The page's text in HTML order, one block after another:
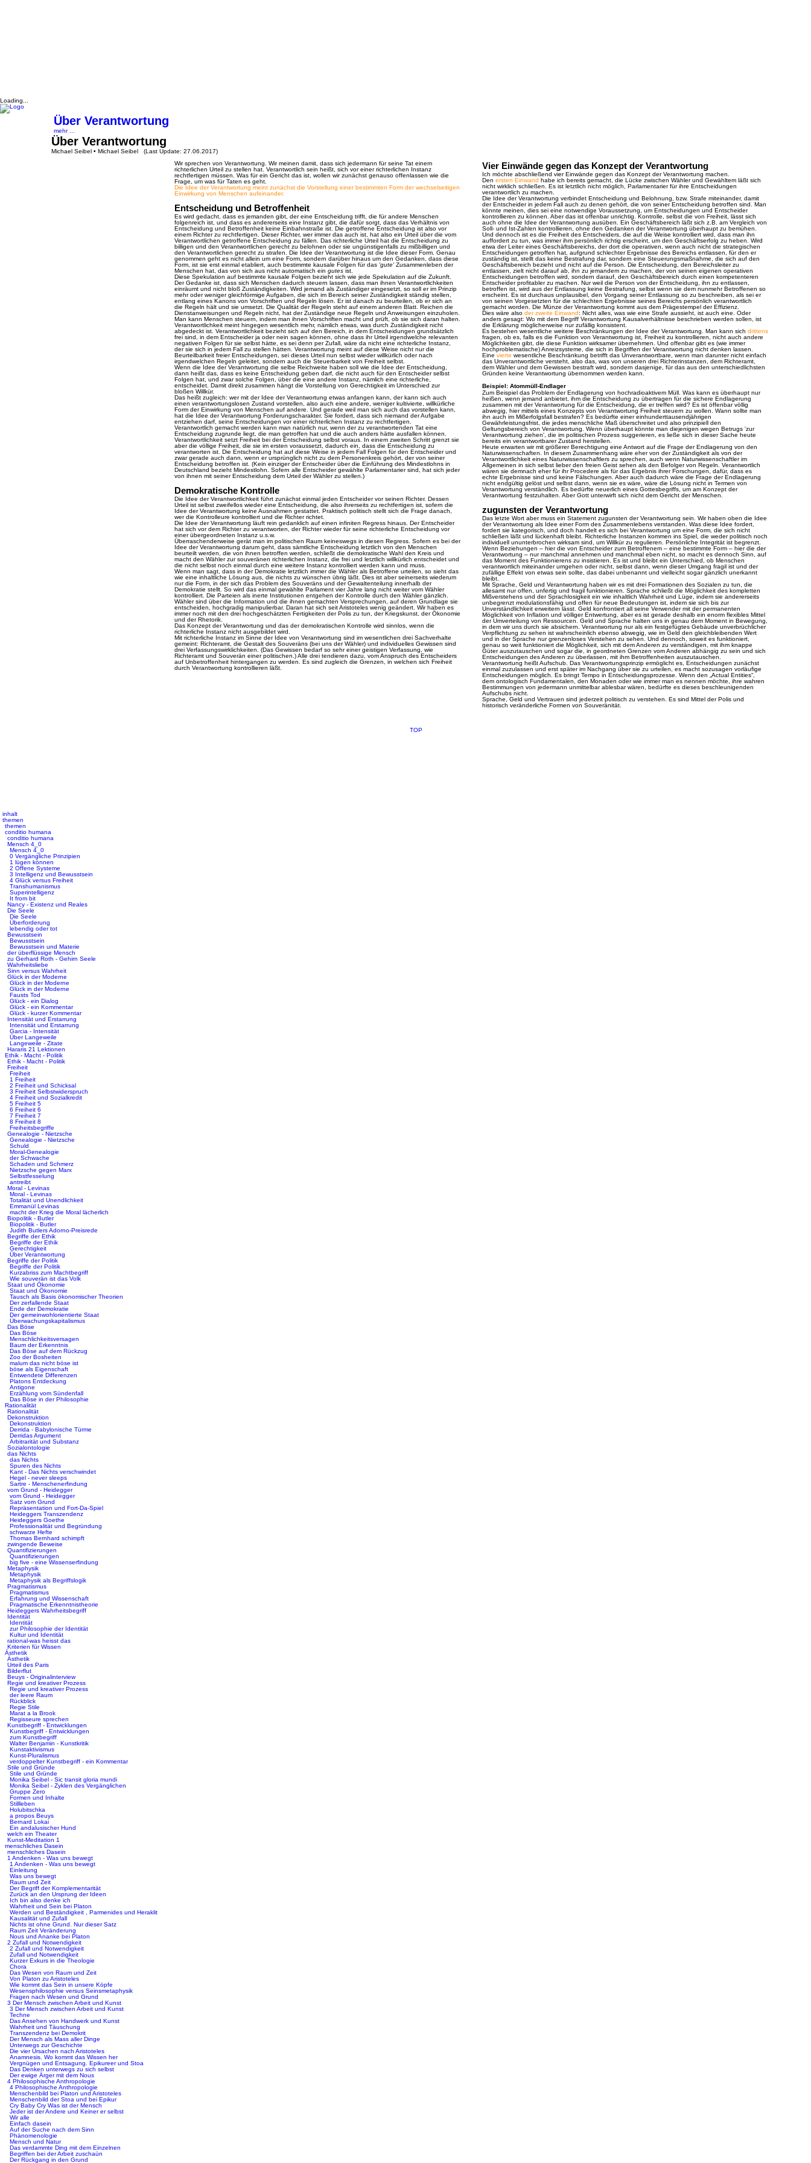
Loading...
Über Verantwortung
mehr ...
Über Verantwortung
Michael Seibel • Michael Seibel (Last Update: 27.06.2017)
Wir sprechen von Verantwortung. Wir meinen damit, dass sich jedermann für seine Tat einem
richterlichen Urteil zu stellen hat. Verantwortlich sein heißt, sich vor einer richterlichen Instanz
rechtfertigen müssen. Was für ein Gericht das ist, wollen wir zunächst genauso offenlassen wie die
Frage, um was für Taten es geht.
Die Idee der Verantwortung meint zunächst die Vorstellung einer bestimmten Form der wechselseitigen
Einwirkung von Menschen aufeinander.
Entscheidung und Betroffenheit
Es wird gedacht, dass es jemanden gibt, der eine Entscheidung trifft, die für andere Menschen
folgenreich ist, und dass es andererseits eine Instanz gibt, die dafür sorgt, dass das Verhältnis von
Entscheidung und Betroffenheit keine Einbahnstraße ist. Die getroffene Entscheidung ist also vor
einem Richter zu rechtfertigen. Dieser Richter, wer immer das auch ist, hat also ein Urteil über die vom
Verantwortlichen getroffene Entscheidung zu fällen. Das richterliche Urteil hat die Entscheidung zu
billigen und den Verantwortlichen gerecht zu belohnen oder sie ungünstigenfalls zu mißbilligen und
den Verantwortlichen gerecht zu strafen. Die Idee der Verantwortung ist die Idee dieser Form. Genau
genommen geht es nicht allein um eine Form, sondern darüber hinaus um den Gedanken, dass diese
Form, ist sie erst einmal etabliert, auch bestimmte kausale Folgen für das 'gute' Zusammenleben der
Menschen hat, das von sich aus nicht automatisch eingutes ist.
Diese Spekulation auf bestimmte kausale Folgen bezieht sich wie jede Spekulation auf die Zukunft.
Der Gedanke ist, dass sich Menschen dadurch steuern lassen, dass man ihnen Verantwortlichkeiten
einräumt und nicht bloß Zuständigkeiten. Wird jemand als Zuständiger eingesetzt, so soll er im Prinzip
mehr oder weniger gleichförmige Aufgaben, die sich im Bereich seiner Zuständigkeit ständig stellen,
entlang eines Kanons von Vorschriften und Regeln lösen. Er ist danach zu beurteilen, ob er sich an
die Regeln hält und sie umsetzt. Die Qualität der Regeln steht auf einem anderen Blatt. Reichen die
Dienstanweisungen und Regeln nicht, hat der Zuständige neue Regeln und Anweisungen einzuholen.
Man kann Menschen steuern, indem man ihnen Vorschriften macht und prüft, ob sie sich daran halten.
Verantwortlichkeit meint hingegen wesentlich mehr, nämlich etwas, was durch Zuständigkeit nicht
abgedeckt ist. Verantwortlichkeit bezieht sich auf den Bereich, in dem Entscheidungen grundsätzlich
frei sind, in dem Entscheider ja oder nein sagen können, ohne dass ihr Urteil irgendwelche relevanten
negativen Folgen für sie selbst hätte, es sei denn per Zufall, wäre da nicht eine richterliche Instanz,
der sie sich in jedem Fall zu stellen hätten. Verantwortung meint auf diese Weise nicht nur die
Beurteilbarkeit freier Entscheidungen, sei dieses Urteil nun selbst wieder willkürlich oder nach
irgendwelchen Regeln geleitet, sondern auch die Steuerbarkeit von Freiheit selbst.
Wenn die Idee der Verantwortung die selbe Reichweite haben soll wie die Idee der Entscheidung,
dann heißt das, dass es keine Entscheidung geben darf, die nicht auch für den Entscheider selbst
Folgen hat, und zwar solche Folgen, über die eine andere Instanz, nämlich eine richterliche,
entscheidet. Damit direkt zusammen hängt die Vorstellung von Gerechtigkeit im Unterschied zur
bloßen Willkür.
Das heißt zugleich: wer mit der Idee der Verantwortung etwas anfangen kann, der kann sich auch
einen verantwortungslosen Zustand vorstellen, also auch eine andere, weniger kultivierte, willkürliche
Form der Einwirkung von Menschen auf andere. Und gerade weil man sich auch das vorstellen kann,
hat die Idee der Verantwortung Forderungscharakter. Sie fordert, dass sich niemand der Aufgabe
entziehen darf, seine Entscheidungen vor einer richterlichen Instanz zu rechtfertigen.
Verantwortlich gemacht werden kann man natürlich nur, wenn der zu verantwortenden Tat eine
Entscheidung zugrunde liegt, die man getroffen hat und die auch anders hätte ausfallen können.
Verantwortlichkeit setzt Freiheit bei der Entscheidung selbst voraus. In einem zweiten Schritt grenzt sie
aber die völlige Freiheit, die sie im ersten voraussetzt, dadurch ein, dass die Entscheidung zu
verantworten ist. Die Entscheidung hat auf diese Weise in jedem Fall Folgen für den Entscheider und
zwar gerade auch dann, wenn er ursprünglich nicht zu dem Personenkreis gehört, der von seiner
Entscheidung betroffen ist. (Kein einziger der Entscheider über die Einführung des Mindestlohns in
Deutschland bezieht Mindestlohn. Sofern alle Entscheider gewählte Parlamentarier sind, hat sich jeder
von ihnen mit seiner Entscheidung dem Urteil der Wähler zu stellen.)
Demokratische Kontrolle
Die Idee der Verantwortlichkeit führt zunächst einmal jeden Entscheider vor seinen Richter. Dessen
Urteil ist selbst zweifellos wieder eine Entscheidung, die also ihrerseits zu rechtfertigen ist, sofern die
Idee der Verantwortung keine Ausnahmen gestattet. Praktisch politisch stellt sich die Frage danach,
wer die Kontrolleure kontrolliert und die Richter richtet.
Die Idee der Verantwortung läuft rein gedanklich auf einen infiniten Regress hinaus. Der Entscheider
hat sich vor dem Richter zu verantworten, der Richter wieder für seine richterliche Entscheidung vor
einer übergeordneten Instanz u.s.w.
Überraschenderweise gerät man im politischen Raum keineswegs in diesen Regress. Sofern es bei der
Idee der Verantwortung darum geht, dass sämtliche Entscheidung letztlich von den Menschen
beurteilt werden, die von ihnen betroffen werden, schließt die demokratische Wahl den Kreis und
macht den Wähler zur souveränen richterlichen Instanz, die frei und letztlich willkürlich entscheidet und
die nicht selbst noch einmal durch eine weitere Instanz kontrolliert werden kann und muss.
Wenn man sagt, dass in der Demokratie letztlich immer die Wähler als Betroffene urteilen, so sieht das
wie eine inhaltliche Lösung aus, die nichts zu wünschen übrig läßt. Dies ist aber seinerseits wiederum
nur die Form, in der sich das Problem des Souveräns und der Gewaltenteilung innerhalb der
Demokratie stellt. So wird das einmal gewählte Parlament vier Jahre lang nicht weiter vom Wähler
kontrolliert. Die Parteien als inerte Institutionen entgehen der Kontrolle durch den Wähler gänzlich.
Wähler sind über die Information und die ihnen gemachten Versprechungen, auf deren Grundlage sie
entscheiden, hochgradig manipulierbar. Daran hat sich seit Aristoteles wenig geändert. Wir haben es
immer noch mit den drei hochgeschätzten Fertigkeiten der Polis zu tun, der Kriegskunst, der Ökonomie
und der Rhetorik.
Das Konzept der Verantwortung und das der demokratischen Kontrolle wird sinnlos, wenn die
richterliche Instanz nicht ausgebildet wird.
Mit richterliche Instanz im Sinne der Idee von Verantwortung sind im wesentlichen drei Sachverhalte
gemeint: Richteramt, die Gestalt des Souveräns (bei uns der Wähler) und individuelles Gewissen sind
drei Verfassungswirklichkeiten. (Das Gewissen bedarf so sehr einer geistigen Verfassung, wie
Richteramt und Souverän einer politischen.) Alle drei tendieren dazu, vom Anspruch des Entscheiders
auf Unbetroffenheit hintergangen zu werden. Es sind zugleich die Grenzen, in welchen sich Freiheit
durch Verantwortung kontrollieren läßt.
Vier Einwände gegen das Konzept der Verantwortung
Ich möchte abschließend vier Einwände gegen das Konzept der Verantwortung machen.
Denersten Einwand habe ich bereits gemacht, die Lücke zwischen Wähler und Gewähltem läßt sich
nicht wirklich schließen. Es ist letztlich nicht möglich, Parlamentarier für ihre Entscheidungen
verantwortlich zu machen.
Die Idee der Verantwortung verbindet Entscheidung und Belohnung, bzw. Strafe miteinander, damit
der Entscheider in jedem Fall auch zu denen gehört, die von seiner Entscheidung betroffen sind. Man
könnte meinen, dies sei eine notwendige Voraussetzung, um Entscheidungen und Entscheider
kontrollieren zu können. Aber das ist offenbar unrichtig. Kontrolle, selbst die von Freiheit, lässt sich
auch ohne die Idee der Verantwortung ausüben. Ein Geschäftsbereich läßt sich z.B. am Vergleich von
Soll- und Ist-Zahlen kontrollieren, ohne den Gedanken der Verantwortung überhaupt zu bemühen.
Und dennoch ist es die Freiheit des Entscheiders, die auf die Weise kontrolliert wird, dass man ihn
auffordert zu tun, was immer ihm persönlich richtig erscheint, um den Geschäftserfolg zu heben. Wird
etwa der Leiter eines Geschäftsbereichs, der dort die operativen, wenn auch nicht die strategischen
Entscheidungen getroffen hat, aufgrund schlechter Ergebnisse des Bereichs entlassen, für den er
zuständig ist, stellt das keine Bestrafung dar, sondern eine Steuerungsmaßnahme, die sich auf den
Geschäftsbereich bezieht und nicht auf die Person. Die Entscheidung, den Bereichsleiter zu
entlassen, zielt nicht darauf ab, ihn zu jemandem zu machen, der von seinen eigenen operativen
Entscheidungen betroffen wird, sondern darauf, den Geschäftsbereich durch einen kompetenteren
Entscheider profitabler zu machen. Nur weil die Person von der Entscheidung, ihn zu entlassen,
betroffen ist, wird aus der Entlassung keine Bestrafung, selbst wenn sie dem nunmehr Betroffenen so
erscheint. Es ist durchaus unplausibel, den Vorgang seiner Entlassung so zu beschreiben, als sei er
von seinen Vorgesetzten für die schlechten Ergebnisse seines Bereichs persönlich verantwortlich
gemacht worden. Die Münze der Verantwortung kommt aus dem Prägestempel der Effizienz.
Dies wäre alsoder zweite Einwand: Nicht alles, was wie eine Strafe aussieht, ist auch eine. Oder
anders gesagt: Wo mit dem Begriff Verantwortung Kausalverhältnisse beschrieben werden sollen, ist
die Erklärung möglicherweise nur zufällig konsistent.
Es bestehen wesentliche weitere Beschränkungen der Idee der Verantwortung. Man kann sichdrittens
fragen, ob es, falls es die Funktion von Verantwortung ist, Freiheit zu kontrollieren, nicht auch andere
Möglichkeiten gibt, die diese Funktion wirksamer übernehmen. Und offenbar gibt es (wie immer
hochproblematische) Anreizsysteme, die sich in Begriffen der Verantwortung nicht denken lassen.
Einevierte wesentliche Beschränkung betrifft das Unverantwortbare, wenn man darunter nicht einfach
das Unverantwortliche versteht, also das, was von unseren drei Richterinstanzen, dem Richteramt,
dem Wähler und dem Gewissen bestraft wird, sondern dasjenige, für das aus den unterschiedlichsten
Gründen keine Verantwortung übernommen werden kann.
Beispiel: Atommüll-Endlager
Zum Beispiel das Problem der Endlagerung von hochradioaktivem Müll. Was kann es überhaupt nur
heißen, wenn jemand anbietet, ihm die Entscheidung zu übertragen für die sichere Endlagerung
zusammen mit der Verantwortung für die Entscheidung, die er treffen wird? Es ist öffenbar völlig
abwegig, hier mittels eines Konzepts von Verantwortung Freiheit steuern zu wollen. Wann sollte man
ihn auch im Mißerfolgsfall bestrafen? Es bedürfte einer einhunderttausendjährigen
Gewährleistungsfrist, die jedes menschliche Maß überschreitet und also prinzipiell den
Geltungsbereich von Verantwortung. Wenn überhaupt könnte man diejenigen wegen Betrugs 'zur
Verantwortung ziehen', die im politischen Prozess suggerieren, es ließe sich in dieser Sache heute
bereits ein verantwortbarer Zustand herstellen.
Heute erwarten wir mit größerer Berechtigung eine Antwort auf die Frage der Endlagerung von den
Naturwissenschaften. In diesem Zusammenhang wäre eher von der Zuständigkeit als von der
Verantwortlichkeit eines Naturwissenschaftlers zu sprechen, auch wenn Naturwissenschaftler im
Allgemeinen in sich selbst lieber den freien Geist sehen als den Befolger von Regeln. Verantwortlich
wären sie demnach eher für ihr Procedere als für das Ergebnis ihrer Forschungen, dafür, dass es
echte Ergebnisse sind und keine Fälschungen. Aber auch dadurch wäre die Frage der Endlagerung
nicht endgültig gelöst und selbst dann, wenn sie es wäre, wäre die Lösung nicht in Termen von
Verantwortung verständlich. Es bedürfte neuerlich eines Gottesbegriffs, um am Konzept der
Verantwortung festzuhalten. Aber Gott unterwirft sich nicht dem Gericht der Menschen.
zugunsten der Verantwortung
Das letzte Wort aber muss ein Statement zugunsten der Verantwortung sein. Wir haben oben die Idee
der Verantwortung als Idee einer Form des Zusammenlebens verstanden. Was diese Idee fordert,
fordert sie kategorisch, und doch handelt es sich bei Verantwortung um eine Form, die sich nicht
schließen läßt und lückenhaft bleibt. Richterliche Instanzen kommen ins Spiel, die weder politisch noch
individuell ununterbrochen wirksam sind, um Willkür zu regulieren. Persönliche Integrität ist begrenzt.
Wenn Beziehungen – hier die von Entscheider zum Betroffenem – eine bestimmte Form – hier die der
Verantwortung – nur manchmal annehmen und manchmal eben nicht, so macht es dennoch Sinn, auf
das Moment des Funktionierens zu insistieren. Es ist und bleibt ein Unterschied, ob Menschen
verantwortlich miteinander umgehen oder nicht, selbst dann, wenn dieser Umgang fragil ist und der
zufällige Effekt von etwas sein sollte, das dabei unbenannt und vielleicht sogar gänzlich unerkannt
bleibt.
Mit Sprache, Geld und Verantwortung haben wir es mit drei Formationen des Sozialen zu tun, die
allesamt nur offen, unfertig und fragil funktionieren. Sprache schließt die Möglichkeit des kompletten
Mißverstehens und der Sprachlosigkeit ein wie inhaltlich Wahrheit und Lüge, indem sie andererseits
unbegrenzt modulationsfähig und offen für neue Bedeutungen ist, indem sie sich bis zur
Unverständlichkeit erweitern lässt. Geld konfrontiert all seine Verwender mit der permanenten
Möglichkeit von Inflation und völliger Entwertung, aber es ist gerade deshalb ein enorm flexibles Mittel
der Umverteilung von Ressourcen. Geld und Sprache halten uns in genau dem Moment in Bewegung,
in dem wir uns durch sie absichern. Verantwortung nur als ein festgefügtes Gebäude unverbrüchlicher
Verpflichtung zu sehen ist wahrscheinlich ebenso abwegig, wie im Geld den gleichbleibenden Wert
und in der Sprache nur grenzenloses Verstehen zu sehen. Und dennoch, soweit es funktioniert,
genau so weit funktioniert die Möglichkeit, sich mit dem Anderen zu verständigen, mit ihm knappe
Güter auszutauschen und sogar die, in geordneten Grenzen vom Anderen abhängig zu sein und sich
Entscheidungen des Anderen zu überlassen, mit ihm Betroffenheiten auszutauschen.
Verantwortung heißt Aufschub. Das Verantwortungsprinzip ermöglicht es, Entscheidungen zunächst
einmal zuzulassen und erst später im Nachgang über sie zu urteilen, es macht sozusagen vorläufige
Entscheidungen möglich. Es bringt Tempo in Entscheidungsprozesse. Wenn den „Actual Entities“,
dem ontologisch Fundamentalen, den Monaden oder wie immer man es nennen möchte, ihre wahren
Bestimmungen von jedermann unmittelbar ablesbar wären, bedürfte es dieses beschleunigenden
Aufschubs nicht.
Sprache, Geld und Vertrauen sind jederzeit politisch zu verstehen. Es sind Mittel der Polis und
historisch veränderliche Formen von Souveränität.
TOP
inhalt
themen
themen
conditio humana
conditio humana
Mensch 4_0
Mensch 4_0
0 Vergängliche Prinzipien
1 lügen können
2 Offene Systeme
3 Intelligenz und Bewusstsein
4 Glück versus Freiheit
Transhumanismus
Superintelligenz
It from bit
Nancy - Existenz und Reales
Die Seele
Die Seele
Überforderung
lebendig oder tot
Bewusstsein
Bewusstsein
Bewusstsein und Materie
der überflüssige Mensch
zu Gerhard Roth - Gehirn Seele
Wahrheitsliebe
Sinn versus Wahrheit
Glück in der Moderne
Glück in der Moderne
Glück in der Moderne
Fausts Tod
Glück - ein Dialog
Glück - ein Kommentar
Glück - kurzer Kommentar
Intensität und Erstarrung
Intensität und Erstarrung
Garcia - Intensität
Über Langeweile
Langeweile - Zitate
Hararis 21 Lektionen
Ethik - Macht - Politik
Ethik - Macht - Politik
Freiheit
Freiheit
1 Freiheit
2 Freiheit und Schicksal
3 Freiheit Selbstwiderspruch
4 Freiheit und Sozialkredit
5 Freiheit 5
6 Freiheit 6
7 Freiheit 7
8 Freiheit 8
Freiheitsbegriffe
Genealogie - Nietzsche
Genealogie - Nietzsche
Schuld
Moral-Genealogie
der Schwache
Schaden und Schmerz
Nietzsche gegen Marx
Selbstfesselung
antreibt
Moral - Levinas
Moral - Levinas
Totalität und Unendlichkeit
Emmanül Levinas
macht der Krieg die Moral lächerlich
Biopolitik - Butler
Biopolitik - Butler
Judith Butlers Adorno-Preisrede
Begriffe der Ethik
Begriffe der Ethik
Gerechtigkeit
Über Verantwortung
Begriffe der Politik
Begriffe der Politik
Kurzabriss zum Machtbegriff
Wie souverän ist das Volk
Staat und Ökonomie
Staat und Ökonomie
Tausch als Basis ökonomischer Theorien
Der zerfallende Staat
Ende der Demokratie
Der gemeinwohlorientierte Staat
Überwachungskapitalismus
Das Böse
Das Böse
Menschlichkeitsversagen
Baum der Erkenntnis
Das Böse auf dem Rückzug
Zoo der Bosheiten
malum das nicht böse ist
böse als Eigenschaft
Entwendete Differenzen
Platons Entdeckung
Antigone
Erzählung vom Sündenfall
Das Böse in der Philosophie
Rationalität
Rationalität
Dekonstruktion
Dekonstruktion
Derrida - Babylonische Türme
Derridas Argument
Arbitrarität und Substanz
Sozialontologie
das Nichts
das Nichts
Spuren des Nichts
Kant - Das Nichts verschwindet
Hegel - never sleeps
Sartre - Menschenerfindung
vom Grund - Heidegger
vom Grund - Heidegger
Satz vom Grund
Repräsentation und Fort-Da-Spiel
Heideggers Transzendenz
Heideggers Goethe
Professionalität und Begründung
schwarze Hefte
Thomas Bernhard schimpft
zwingende Beweise
Quantifizierungen
Quantifizierungen
big five - eine Wissenserfindung
Metaphysik
Metaphysik
Metaphysik als Begriffslogik
Pragmatismus
Pragmatismus
Erfahrung und Wissenschaft
Pragmatische Erkenntnistheorie
Heideggers Wahrheitsbegriff
Identität
Identität
zur Philosophie der Identität
Kultur und Identität
rational-was heisst das
Kriterien für Wissen
Ästhetik
Ästhetik
Urteil des Paris
Bilderflut
Beuys - Originalinterview
Regie und kreativer Prozess
Regie und kreativer Prozess
der leere Raum
Rückblick
Regie Stile
Marat a la Brook
Regisseure sprechen
Kunstbegriff - Entwicklungen
Kunstbegriff - Entwicklungen
zum Kunstbegriff
Walter Benjamin - Kunstkritik
Kunstaktivismus
Kunst-Pluralismus
verdoppelter Kunstbegriff - ein Kommentar
Stile und Gründe
Stile und Gründe
Monika Seibel - Sic transit gloria mundi
Monika Seibel - Zyklen des Vergänglichen
Gruppe Zero
Formen und Inhalte
Stillleben
Holubitschka
a propos Beuys
Bernard Lokai
Ein andalusischer Hund
welch ein Theater
Kunst-Meditation 1
menschliches Dasein
menschliches Dasein
1 Andenken - Was uns bewegt
1 Andenken - Was uns bewegt
Einleitung
Was uns bewegt
Raum und Zeit
Der Begriff der Komplementarität
Zurück an den Ursprung der Ideen
Ich bin also denke ich
Wahrheit und Sein bei Platon
Werden und Beständigkeit , Parmenides und Heraklit
Kausalität und Zufall
Nichts ist ohne Grund. Nur dieser Satz
Raum Zeit Veränderung
Nous und Ananke bei Platon
2 Zufall und Notwendigkeit
2 Zufall und Notwendigkeit
Zufall und Notwendigkeit
Kurzer Exkurs in die Theologie
Chora
Das Wesen von Raum und Zeit
Von Platon zu Aristoteles
Wie kommt das Sein in unsere Köpfe
Wesensphilosophie versus Seinsmetaphysik
Fragen nach Wesen und Grund
3 Der Mensch zwischen Arbeit und Kunst
3 Der Mensch zwischen Arbeit und Kunst
Techne
Das Ansehen von Handwerk und Kunst
Wahrheit und Täuschung
Transzendenz bei Demokrit
Der Mensch als Mass aller Dinge
Unterwegs zur Geschichte
Die vier Ursachen nach Aristoteles
Anamnesis. Wo kommt das Wissen her
Vergnügen und Entsagung. Epikureer und Stoa
Das Denken unterwegs zu sich selbst
Der ewige Ärger mit dem Nous
4 Philosophische Anthropologie
4 Philosophische Anthropologie
Menschenbild bei Platon und Aristoteles
Menschenbild der Stoa und bei Epikur
Cry Baby Cry Was ist der Mensch
Jeder ist der Andere und Keiner er selbst
Wir alle
Einfach dasein
Auf der Suche nach dem Sinn
Phänomenologie
Mensch und Natur
Das verdammte Ding mit dem Einzelnen
Begriffen bei der Arbeit zuschaün
Der Rückgang in den Grund